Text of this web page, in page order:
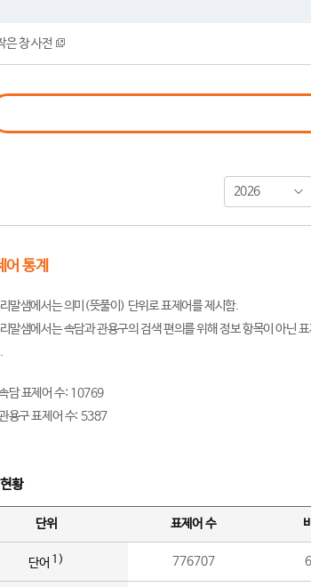
은 창 사전
2026
어 통계
말샘에서는 의미(뜻풀이) 단위로 표제어를 제시함.
말샘에서는 속담과 관용구의 검색 편의를 위해 정보 항목이 아닌
담 표제어 수: 10769
용구 표제어 수: 5387
황
단위 표제어 수
단어 1) 776707